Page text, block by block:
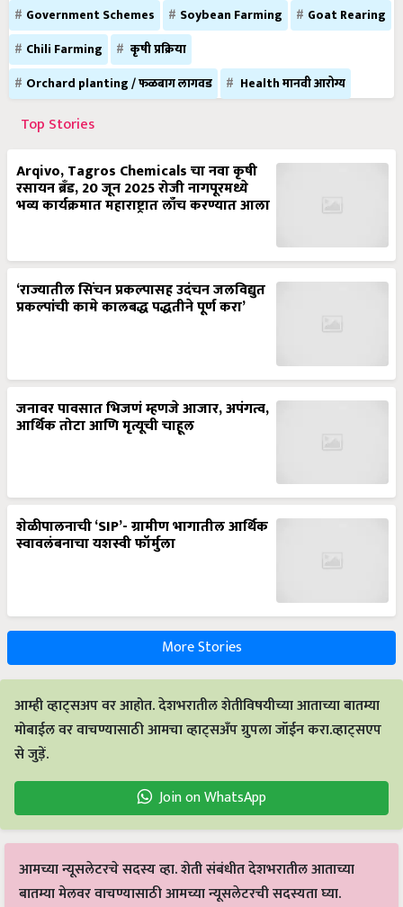
Government Schemes Soybean Farming
Goat Rearing
Chili Farming
कृषी प्रक्रिया
Orchard planting / फळबाग लागवड
Health मानवी आरोग्य
Top Stories
Arqivo, Tagros Chemicals चा नवा कृषी
रसायन ब्रँड, 20 जून 2025 रोजी नागपूरमध्ये
भव्य कार्यक्रमात महाराष्ट्रात लाँच करण्यात आला
‘राज्यातील सिंचन प्रकल्पासह उदंचन जलविद्युत
प्रकल्पांची कामे कालबद्ध पद्धतीने पूर्ण करा’
जनावर पावसात भिजणं म्हणजे आजार, अपंगत्व,
आर्थिक तोटा आणि मृत्यूची चाहूल
शेळीपालनाची ‘SIP’- ग्रामीण भागातील आर्थिक
स्वावलंबनाचा यशस्वी फॉर्मुला
More Stories
आम्ही व्हाट्सअप वर आहोत. देशभरातील शेतीविषयीच्या आताच्या बातम्या
मोबाईल वर वाचण्यासाठी आमचा व्हाट्सअँप ग्रुपला जॉईन करा.व्हाट्सएप
से जुड़ें.
Join on WhatsApp
आमच्या न्यूसलेटरचे सदस्य व्हा. शेती संबंधीत देशभरातील आताच्या
बातम्या मेलवर वाचण्यासाठी आमच्या न्यूसलेटरची सदस्यता घ्या.